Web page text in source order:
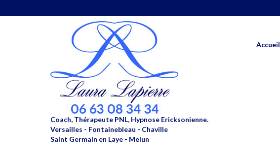
Coach, Thérapeute PNL, Hypnose Ericksonienne.
Versailles - Fontainebleau - Chaville
Saint Germain en Laye - Melun
Accueil